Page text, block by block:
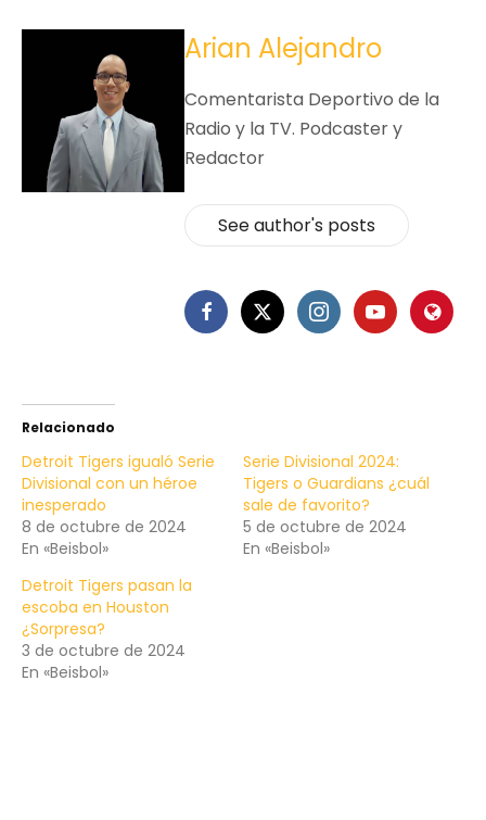
Arian Alejandro
Comentarista Deportivo de la
Radio y la TV. Podcaster y
Redactor
See author's posts
Relacionado
Detroit Tigers igualó Serie
Divisional con un héroe
inesperado
8 de octubre de 2024
En «Beisbol»
Serie Divisional 2024:
Tigers o Guardians ¿cuál
sale de favorito?
5 de octubre de 2024
En «Beisbol»
Detroit Tigers pasan la
escoba en Houston
¿Sorpresa?
3 de octubre de 2024
En «Beisbol»